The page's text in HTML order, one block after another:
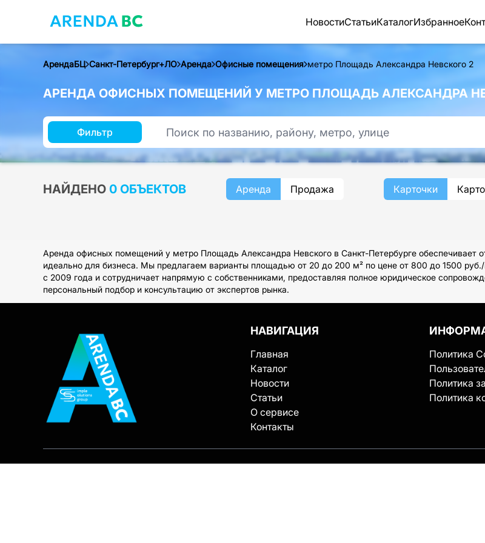
НовостиСтатьиКаталогИзбранное
АрендаБЦ Санкт-Петербург+ЛО Аренда Офисные помещения метро Площадь Александра Невского 2
АРЕНДА ОФИСНЫХ ПОМЕЩЕНИЙ У МЕТРО ПЛОЩАДЬ АЛЕКСАНДРА
Фильтр
НАЙДЕНО 0 ОБЪЕКТОВ Аренда Продажа Карточки
Аренда офисных помещений у метро Площадь Александра Невского в Санкт-Петербурге обеспечивает
идеально для бизнеса. Мы предлагаем варианты площадью от 20 до 200 м² по цене от 800 до 1500
с 2009 года и сотрудничает напрямую с собственниками, предоставляя полное юридическое
персональный подбор и консультацию от экспертов рынка.
НАВИГАЦИЯ
Главная
Каталог
Новости
Статьи
О сервисе
Контакты
Политика
Политика
Политика